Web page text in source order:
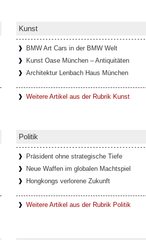
Kunst
BMW Art Cars in der BMW Welt
Kunst Oase München – Antiquitäten
Architektur Lenbach Haus München
Weitere Artikel aus der Rubrik Kunst
Politik
Präsident ohne strategische Tiefe
Neue Waffen im globalen Machtspiel
Hongkongs verlorene Zukunft
Weitere Artikel aus der Rubrik Politik